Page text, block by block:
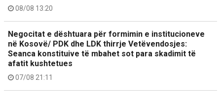
08/08 13:20
Negocitat e dështuara për formimin e institucioneve
në Kosovë/ PDK dhe LDK thirrje Vetëvendosjes:
Seanca konstituive të mbahet sot para skadimit të
afatit kushtetues
07/08 21:11